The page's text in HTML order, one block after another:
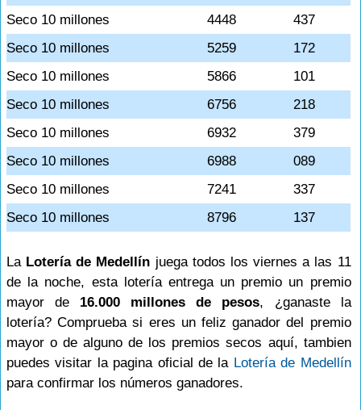
Seco 10 millones
4448
437
Seco 10 millones
5259
172
Seco 10 millones
5866
101
Seco 10 millones
6756
218
Seco 10 millones
6932
379
Seco 10 millones
6988
089
Seco 10 millones
7241
337
Seco 10 millones
8796 137
La Lotería de Medellín juega todos los viernes a las 11
de la noche, esta lotería entrega un premio un premio
mayor de 16.000 millones de pesos, ¿ganaste la
lotería? Comprueba si eres un feliz ganador del premio
mayor o de alguno de los premios secos aquí, tambien
puedes visitar la pagina oficial de la Lotería de Medellín
para confirmar los números ganadores.